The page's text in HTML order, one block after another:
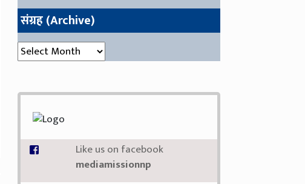
संग्रह (Archive)
संग्रह (Archive)
Like us on facebook
mediamissionnp